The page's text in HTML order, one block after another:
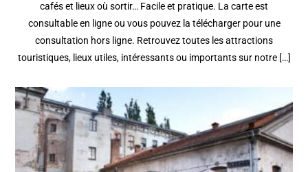
cafés et lieux où sortir… Facile et pratique. La carte est
consultable en ligne ou vous pouvez la télécharger pour une
consultation hors ligne. Retrouvez toutes les attractions
touristiques, lieux utiles, intéressants ou importants sur notre […]